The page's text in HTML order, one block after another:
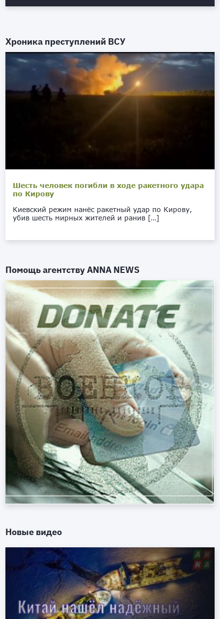
Хроника преступлений ВСУ
Шесть человек погибли в ходе ракетного удара
по Кирову
Киевский режим нанёс ракетный удар по Кирову,
убив шесть мирных жителей и ранив […]
Помощь агентствуANNA NEWS
Новые видео